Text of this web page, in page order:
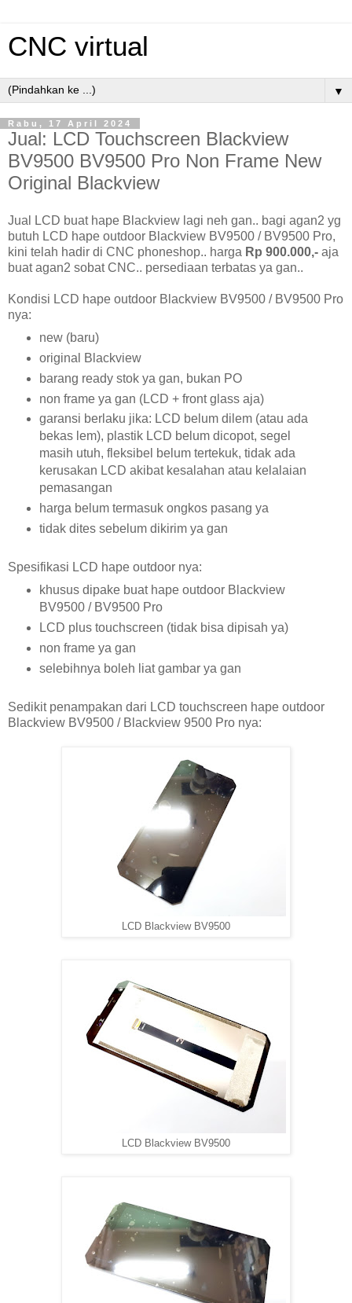
CNC virtual
▼
Rabu, 17 April 2024
Jual: LCD Touchscreen Blackview
BV9500 BV9500 Pro Non Frame New
Original Blackview
Jual LCD buat hape Blackview lagi neh gan.. bagi agan2 yg
butuh LCD hape outdoor Blackview BV9500 / BV9500 Pro,
kini telah hadir di CNC phoneshop.. harga Rp 900.000,- aja
buat agan2 sobat CNC.. persediaan terbatas ya gan..
Kondisi LCD hape outdoor Blackview BV9500 / BV9500 Pro
nya:
new (baru)
original Blackview
barang ready stok ya gan, bukan PO
non frame ya gan (LCD + front glass aja)
garansi berlaku jika: LCD belum dilem (atau ada
bekas lem), plastik LCD belum dicopot, segel
masih utuh, fleksibel belum tertekuk, tidak ada
kerusakan LCD akibat kesalahan atau kelalaian
pemasangan
harga belum termasuk ongkos pasang ya
tidak dites sebelum dikirim ya gan
Spesifikasi LCD hape outdoor nya:
khusus dipake buat hape outdoor Blackview
BV9500 / BV9500 Pro
LCD plus touchscreen (tidak bisa dipisah ya)
non frame ya gan
selebihnya boleh liat gambar ya gan
Sedikit penampakan dari LCD touchscreen hape outdoor
Blackview BV9500 / Blackview 9500 Pro nya:
LCD Blackview BV9500
LCD Blackview BV9500